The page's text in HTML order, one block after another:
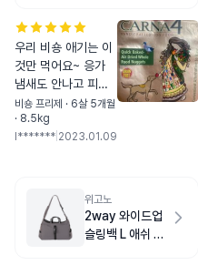
우리 비숑 애기는 이
것만 먹어요~ 응가
냄새도 안나고 피부
도 좋아지고~ 너무
좋아요~ 너무 마니
먹어서 후덜덜한 가
비숑 프리제 · 6살 5개월
· 8.5kg
I******* 2023.01.09
위고노
2way 와이드업
슬링백 L 애쉬 브